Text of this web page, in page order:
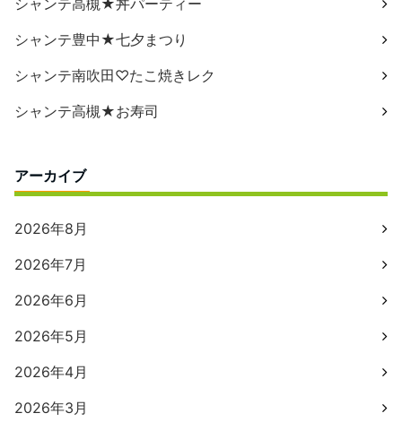
シャンテ高槻★丼パーティー
シャンテ豊中★七夕まつり
シャンテ南吹田♡たこ焼きレク
シャンテ高槻★お寿司
アーカイブ
2026年8月
2026年7月
2026年6月
2026年5月
2026年4月
2026年3月